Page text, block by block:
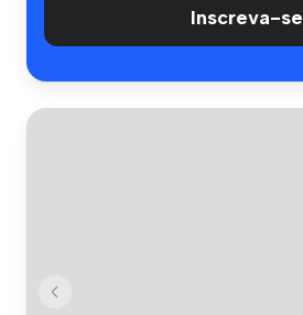
Inscreva-se